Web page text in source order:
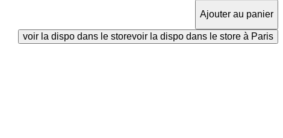
Ajouter au panier
voir la dispo dans le storevoir la dispo dans le store à Paris